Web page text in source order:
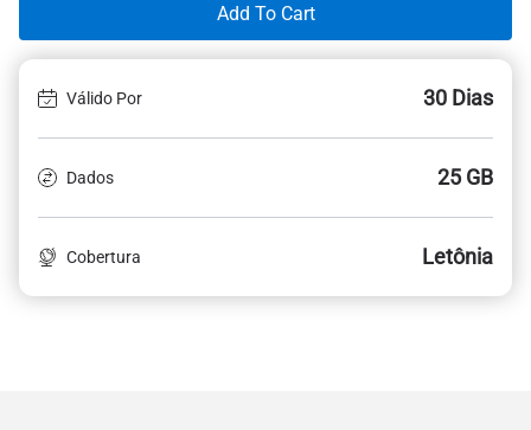
Add To Cart
Válido Por 30 Dias
Dados 25 GB
Cobertura Letônia